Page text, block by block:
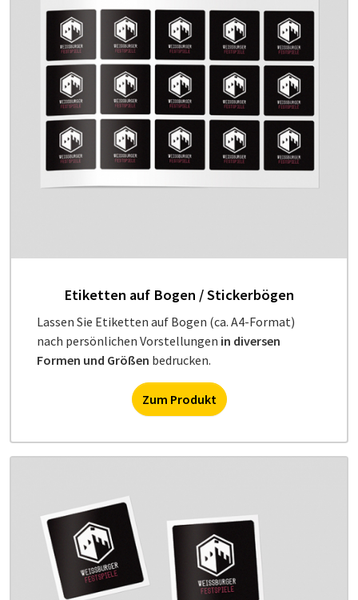
Etiketten auf Bogen / Stickerbögen
Lassen Sie Etiketten auf Bogen (ca. A4-Format)
nach persönlichen Vorstellungen in diversen
Formen und Größen bedrucken.
Zum Produkt